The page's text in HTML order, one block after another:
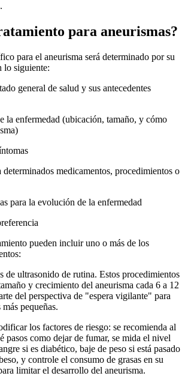
para aneurismas?
para el aneurisma será determinado por su
lo siguiente:
general de salud y sus antecedentes
la enfermedad (ubicación, tamaño, y cómo
determinados medicamentos, procedimientos o
para la evolución de la enfermedad
pueden incluir uno o más de los
de ultrasonido de rutina. Estos procedimientos
y crecimiento del aneurisma cada 6 a 12
del perspectiva de "espera vigilante" para
pequeñas.
los factores de riesgo: se recomienda al
pasos como dejar de fumar, se mida el nivel
si es diabético, baje de peso si está pasado
y controle el consumo de grasas en su
limitar el desarrollo del aneurisma.